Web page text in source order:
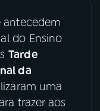
antecedem
do Ensino
Tarde
da
uma
trazer aos